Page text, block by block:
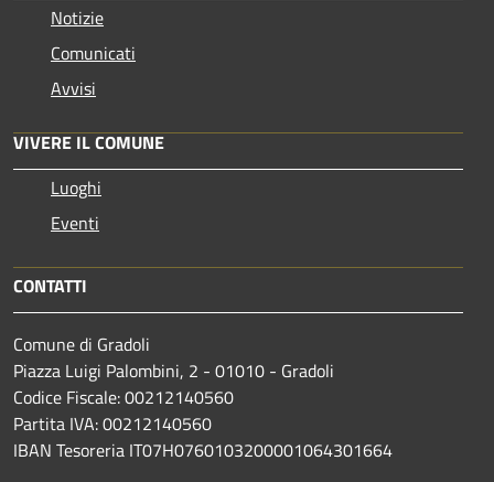
Notizie
Comunicati
Avvisi
VIVERE IL COMUNE
Luoghi
Eventi
CONTATTI
Comune di Gradoli
Piazza Luigi Palombini, 2 - 01010 - Gradoli
Codice Fiscale: 00212140560
Partita IVA: 00212140560
IBAN Tesoreria IT07H0760103200001064301664